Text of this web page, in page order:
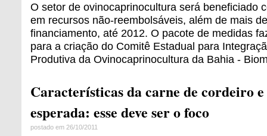
O setor de ovinocaprinocultura será beneficiado
em recursos não-reembolsáveis, além de mais
financiamento, até 2012. O pacote de medidas
para a criação do Comitê Estadual para
Produtiva da Ovinocaprinocultura da Bahia -
Características da carne de cordeiro
esperada: esse deve ser o foco
postado em 26/10/2011